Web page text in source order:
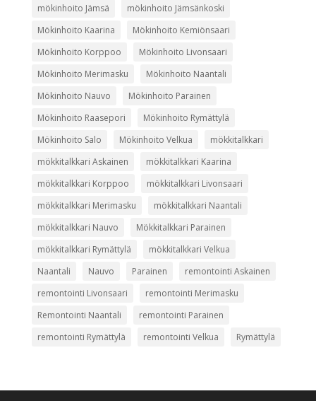
mökinhoito Jämsä
mökinhoito Jämsänkoski
Mökinhoito Kaarina
Mökinhoito Kemiönsaari
Mökinhoito Korppoo
Mökinhoito Livonsaari
Mökinhoito Merimasku
Mökinhoito Naantali
Mökinhoito Nauvo
Mökinhoito Parainen
Mökinhoito Raasepori
Mökinhoito Rymättylä
Mökinhoito Salo
Mökinhoito Velkua
mökkitalkkari
mökkitalkkari Askainen
mökkitalkkari Kaarina
mökkitalkkari Korppoo
mökkitalkkari Livonsaari
mökkitalkkari Merimasku
mökkitalkkari Naantali
mökkitalkkari Nauvo
Mökkitalkkari Parainen
mökkitalkkari Rymättylä
mökkitalkkari Velkua
Naantali
Nauvo Parainen
remontointi Askainen
remontointi Livonsaari
remontointi Merimasku
Remontointi Naantali
remontointi Parainen
remontointi Rymättylä
remontointi Velkua Rymättylä